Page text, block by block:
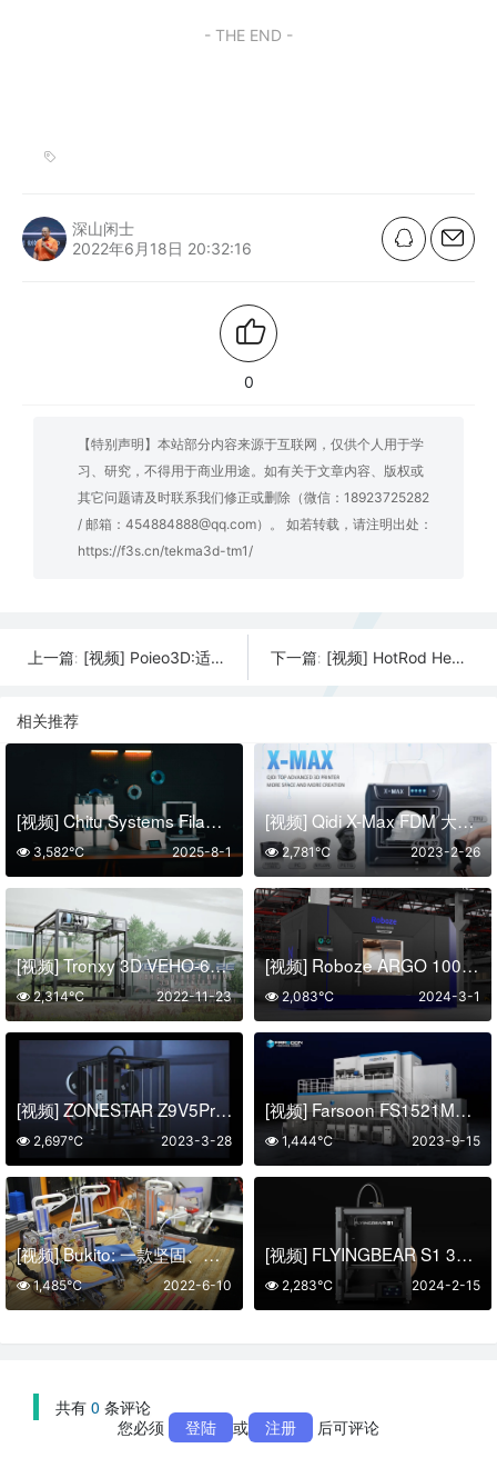
- THE END -
深山闲士
2022年6月18日 20:32:16
0
【特别声明】本站部分内容来源于互联网，仅供个人用于学
习、研究，不得用于商业用途。如有关于文章内容、版权或
其它问题请及时联系我们修正或删除（微信：18923725282
/ 邮箱：454884888@qq.com）。 如若转载，请注明出处：
https://f3s.cn/tekma3d-tm1/
上一篇: [视频] Poieo3D:适合家庭的友好3D打印机 下一篇: [视频] HotRod Henry机械增压 —— 终极3D打印机
相关推荐
[视频] Chitu Systems FilaPartner E1线材干燥机：2个腔体4个线轴
2025-8-1
3,582℃
[视频] Qidi X-Max FDM 大尺寸桌面级3D打印机
2023-2-26
2,781℃
[视频] Tronxy 3D VEHO-600-2E 二进一出双挤出机大尺寸直驱3D打印机
2022-11-23
2,314℃
[视频] Roboze ARGO 1000 HYPERMELT 增材制造系统：世界上最大颗粒3D打印机
2024-3-1
2,083℃
[视频] ZONESTAR Z9V5Pro-MK4 CoreXY 4挤出机多色静音 FDM 3D打印机
2023-3-28
2,697℃
[视频] Farsoon FS1521M：16激光超大尺寸精密零件金属增材制造系统
2023-9-15
1,444℃
[视频] Bukito: 一款坚固、快速、便携的 3D 打印机
2022-6-10
1,485℃
[视频] FLYINGBEAR S1 3D打印机：高速打印600毫米/秒
2024-2-15
2,283℃
共有 0 条评论
您必须 登陆 或 注册 后可评论